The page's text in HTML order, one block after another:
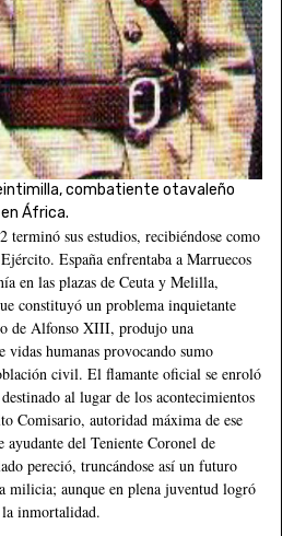
combatiente otavaleño
África.
terminó sus estudios, recibiéndose como
España enfrentaba a Marruecos
en las plazas de Ceuta y Melilla,
constituyó un problema inquietante
de Alfonso XIII, produjo una
vidas humanas provocando sumo
civil. El flamante oficial se enroló
al lugar de los acontecimientos
Comisario, autoridad máxima de ese
del Teniente Coronel de
pereció, truncándose así un futuro
milicia; aunque en plena juventud logró
la inmortalidad.